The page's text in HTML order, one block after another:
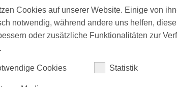
Cookies auf unserer Website. Einige von
notwendig, während andere uns helfen,
oder zusätzliche Funktionalitäten zur
Cookies Statistik